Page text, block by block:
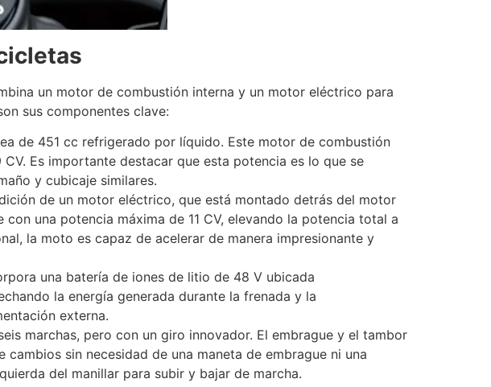
un motor de combustión interna y un motor eléctrico para
sus componentes clave:
de 451 cc refrigerado por líquido. Este motor de combustión
Es importante destacar que esta potencia es lo que se
y cubicaje similares.
de un motor eléctrico, que está montado detrás del motor
una potencia máxima de 11 CV, elevando la potencia total a
la moto es capaz de acelerar de manera impresionante y
una batería de iones de litio de 48 V ubicada
la energía generada durante la frenada y la
externa.
marchas, pero con un giro innovador. El embrague y el tambor
sin necesidad de una maneta de embrague ni una
del manillar para subir y bajar de marcha.